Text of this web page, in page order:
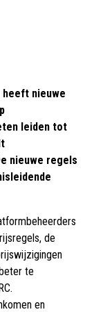
heeft nieuwe
leiden tot
nieuwe regels
de
te
en